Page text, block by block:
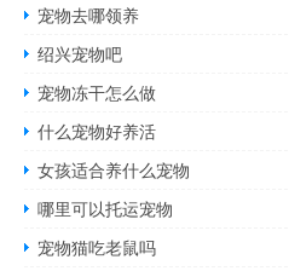
宠物去哪领养
绍兴宠物吧
宠物冻干怎么做
什么宠物好养活
女孩适合养什么宠物
哪里可以托运宠物
宠物猫吃老鼠吗